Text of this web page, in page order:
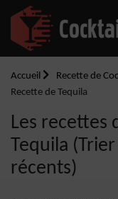
Accueil Recette de
Recette de Tequila
Les recettes
Tequila
récents)